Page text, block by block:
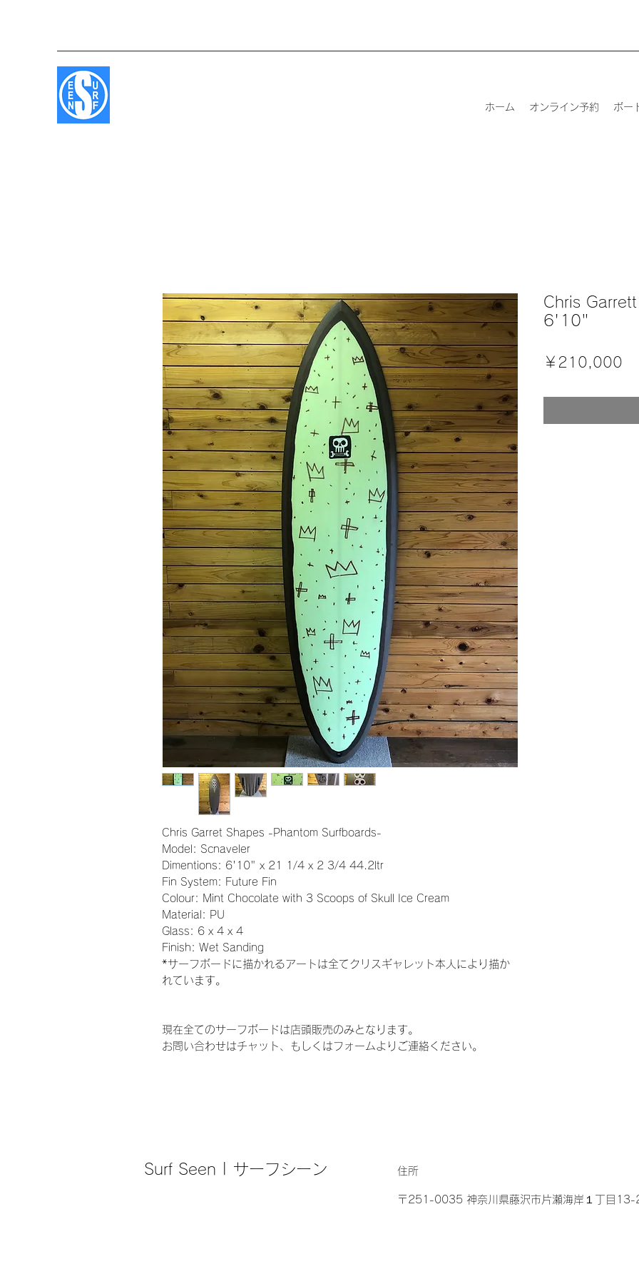
ホーム オンライン予約 ボー
Chris Garret Shapes -Phantom Surfboards-
Model: Scnaveler
Dimentions: 6'10" x 21 1/4 x 2 3/4 44.2ltr
Fin System: Future Fin
Colour: Mint Chocolate with 3 Scoops of Skull Ice Cream
Material: PU
Glass: 6 x 4 x 4
Finish: Wet Sanding
*サーフボードに描かれるアートは全てクリスギャレット本人により描か
れています。
現在全てのサーフボードは店頭販売のみとなります。
お問い合わせはチャット、もしくはフォームよりご連絡ください。
Chris
6'10"
￥210,000
Surf Seen | サーフシーン 住所
〒251-0035 神奈川県藤沢市片瀬海岸１丁目13-